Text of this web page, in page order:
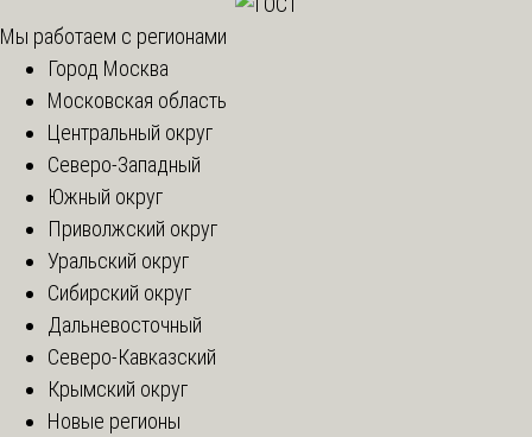
Мы работаем с регионами
Город Москва
Московская область
Центральный округ
Северо-Западный
Южный округ
Приволжский округ
Уральский округ
Сибирский округ
Дальневосточный
Северо-Кавказский
Крымский округ
Новые регионы